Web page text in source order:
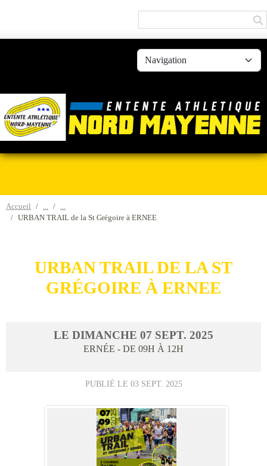
Accueil
URBAN TRAIL de la St Grégoire à ERNEE
URBAN TRAIL DE LA ST
GRÉGOIRE À ERNEE
LE DIMANCHE 07 SEPT. 2025
ERNÉE - DE 09H À 12H
PUBLIÉ LE 03 SEPT. 2025